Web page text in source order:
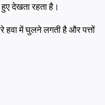
देखता रहता है।
हवा में घुलने लगती है और पत्तों